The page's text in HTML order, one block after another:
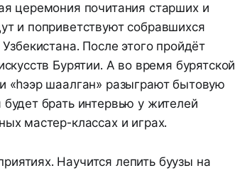
церемония почитания старших и
и поприветствуют собравшихся
После этого пройдёт
Бурятии. А во время бурятской
«hээр шаалган» разыграют бытовую
брать интервью у жителей
мастер-классах и играх.
Научится лепить буузы на